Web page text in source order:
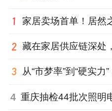
院，汉诺医疗的设备
停、重症肺炎、暴发
后，汉诺医疗的全球
4